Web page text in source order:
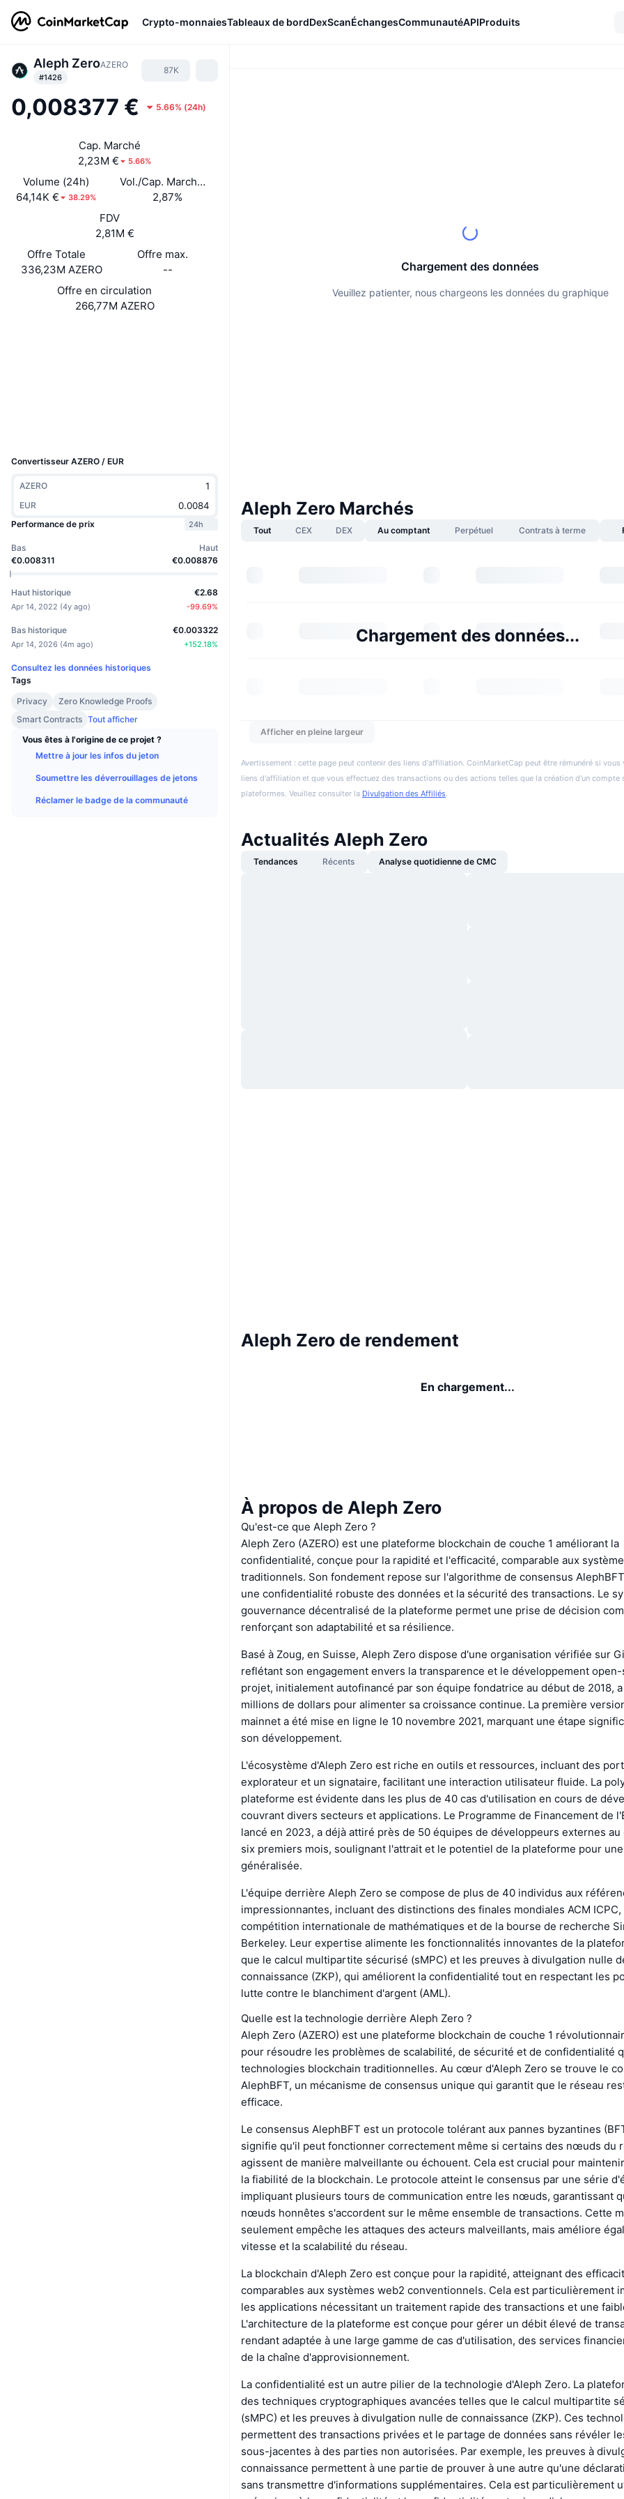
Crypto-monnaiesTableaux de bordDexScanÉchangesCommunautéAPIProduits
Aleph ZeroAZERO
#1426
87K
0,008377 € 5.66% (24h)
Cap. Marché
2,23M €
5.66%
Volume (24h)
64,14K €
38.29%
Vol./Cap. Marché (24 h)
2,87%
FDV
2,81M €
Offre Totale
336,23M AZERO
Offre max.
--
Offre en circulation
266,77M AZERO
Convertisseur AZERO / EUR
AZERO
EUR
Performance de prix
24h
Bas
€0.008311
Haut
€0.008876
Haut historique
Apr 14, 2022 (4y ago)
€2.68
-99.69%
Bas historique
Apr 14, 2026 (4m ago)
€0.003322
+152.18%
Consultez les données historiques
Tags
Privacy
Zero Knowledge Proofs
Smart Contracts Tout afficher
Vous êtes à l'origine de ce projet ?
Mettre à jour les infos du jeton
Soumettre les déverrouillages de jetons
Réclamer le badge de la communauté
Chargement des données
Veuillez patienter, nous chargeons les données du graphique
Aleph Zero Marchés
Tout CEX DEX Au comptant Perpétuel Contrats à terme
Chargement des données...
Afficher en pleine largeur
Avertissement : cette page peut contenir des liens d'affiliation. CoinMarketCap peut être rémunéré si vous
liens d'affiliation et que vous effectuez des transactions ou des actions telles que la création d'un compte
plateformes. Veuillez consulter la Divulgation des Affiliés.
Actualités Aleph Zero
Tendances Récents Analyse quotidienne de CMC
Aleph Zero de rendement
En chargement...
À propos de Aleph Zero
Qu'est-ce que Aleph Zero ?
Aleph Zero (AZERO) est une plateforme blockchain de couche 1 améliorant la
confidentialité, conçue pour la rapidité et l'efficacité, comparable aux
traditionnels. Son fondement repose sur l'algorithme de consensus
une confidentialité robuste des données et la sécurité des transactions. Le
gouvernance décentralisé de la plateforme permet une prise de décision
renforçant son adaptabilité et sa résilience.
Basé à Zoug, en Suisse, Aleph Zero dispose d'une organisation vérifiée sur
reflétant son engagement envers la transparence et le développement open-
projet, initialement autofinancé par son équipe fondatrice au début de 2018, a
millions de dollars pour alimenter sa croissance continue. La première
mainnet a été mise en ligne le 10 novembre 2021, marquant une étape
son développement.
L'écosystème d'Aleph Zero est riche en outils et ressources, incluant des
explorateur et un signataire, facilitant une interaction utilisateur fluide. La
plateforme est évidente dans les plus de 40 cas d'utilisation en cours de
couvrant divers secteurs et applications. Le Programme de Financement de
lancé en 2023, a déjà attiré près de 50 équipes de développeurs externes au
six premiers mois, soulignant l'attrait et le potentiel de la plateforme pour
généralisée.
L'équipe derrière Aleph Zero se compose de plus de 40 individus aux
impressionnantes, incluant des distinctions des finales mondiales ACM ICPC,
compétition internationale de mathématiques et de la bourse de recherche
Berkeley. Leur expertise alimente les fonctionnalités innovantes de la
que le calcul multipartite sécurisé (sMPC) et les preuves à divulgation nulle
connaissance (ZKP), qui améliorent la confidentialité tout en respectant les
lutte contre le blanchiment d'argent (AML).
Quelle est la technologie derrière Aleph Zero ?
Aleph Zero (AZERO) est une plateforme blockchain de couche 1
pour résoudre les problèmes de scalabilité, de sécurité et de confidentialité
technologies blockchain traditionnelles. Au cœur d'Aleph Zero se trouve le
AlephBFT, un mécanisme de consensus unique qui garantit que le réseau
efficace.
Le consensus AlephBFT est un protocole tolérant aux pannes byzantines
signifie qu'il peut fonctionner correctement même si certains des nœuds du
agissent de manière malveillante ou échouent. Cela est crucial pour
la fiabilité de la blockchain. Le protocole atteint le consensus par une série
impliquant plusieurs tours de communication entre les nœuds, garantissant
nœuds honnêtes s'accordent sur le même ensemble de transactions. Cette
seulement empêche les attaques des acteurs malveillants, mais améliore
vitesse et la scalabilité du réseau.
La blockchain d'Aleph Zero est conçue pour la rapidité, atteignant des
comparables aux systèmes web2 conventionnels. Cela est particulièrement
les applications nécessitant un traitement rapide des transactions et une
L'architecture de la plateforme est conçue pour gérer un débit élevé de
rendant adaptée à une large gamme de cas d'utilisation, des services
de la chaîne d'approvisionnement.
La confidentialité est un autre pilier de la technologie d'Aleph Zero. La
des techniques cryptographiques avancées telles que le calcul multipartite
(sMPC) et les preuves à divulgation nulle de connaissance (ZKP). Ces
permettent des transactions privées et le partage de données sans révéler
sous-jacentes à des parties non autorisées. Par exemple, les preuves à
connaissance permettent à une partie de prouver à une autre qu'une
sans transmettre d'informations supplémentaires. Cela est particulièrement